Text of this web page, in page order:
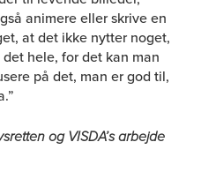
animere eller skrive en
at det ikke nytter noget,
hele, for det kan man
på det, man er god til,
og VISDA’s arbejde